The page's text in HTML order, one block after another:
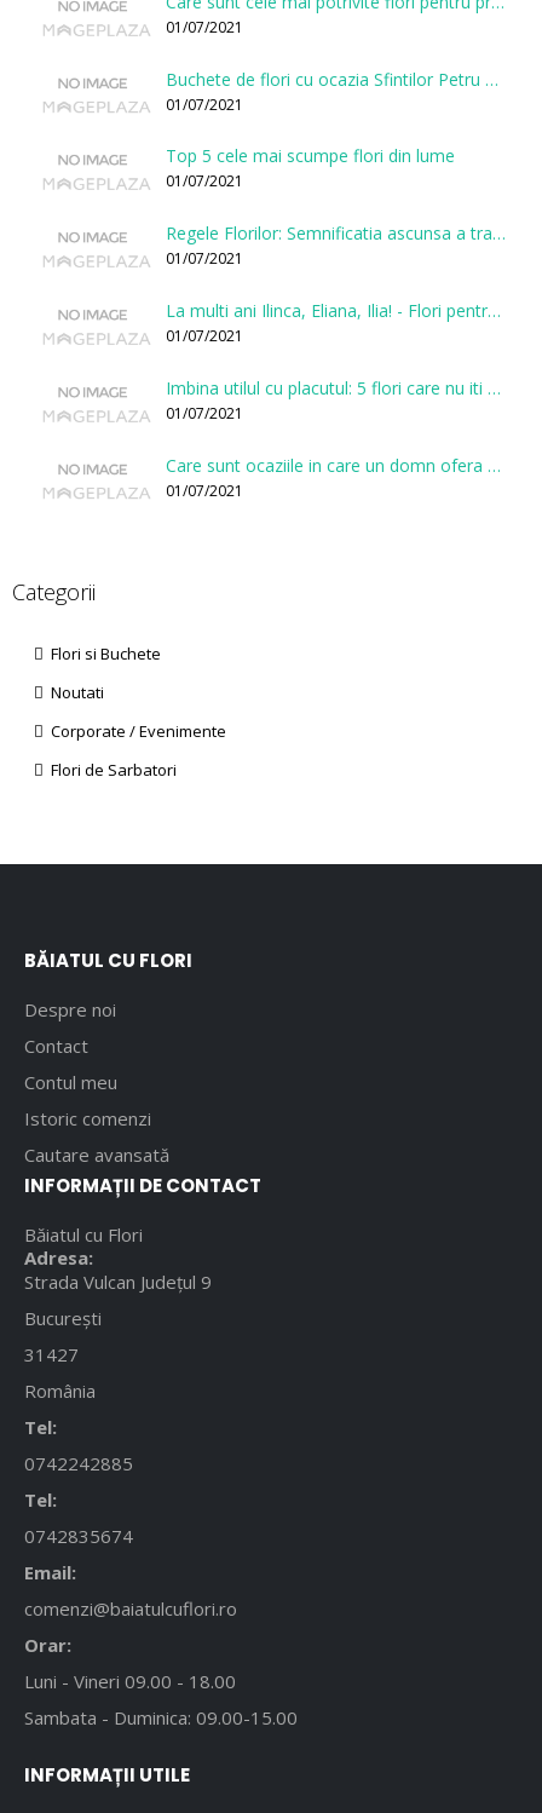
01/07/2021
Buchete de flori cu ocazia Sfintilor Petru si Pavel
01/07/2021
Top 5 cele mai scumpe flori din lume
01/07/2021
Regele Florilor: Semnificatia ascunsa a trandafirului
01/07/2021
La multi ani Ilinca, Eliana, Ilia! - Flori pentru doamnele sarbatorite de Sfantul Ilie
01/07/2021
Imbina utilul cu placutul: 5 flori care nu iti vor face gaura in buget
01/07/2021
Care sunt ocaziile in care un domn ofera flori?
01/07/2021
Categorii
Flori si Buchete
Noutati
Corporate / Evenimente
Flori de Sarbatori
BĂIATUL CU FLORI
Despre noi
Contact
Contul meu
Istoric comenzi
Cautare avansată
INFORMAȚII DE CONTACT
Băiatul cu Flori
Adresa:
Strada Vulcan Județul 9
București
31427
România
Tel:
0742242885
Tel:
0742835674
Email:
comenzi@baiatulcuflori.ro
Orar:
Luni - Vineri 09.00 - 18.00
Sambata - Duminica: 09.00-15.00
INFORMAȚII UTILE